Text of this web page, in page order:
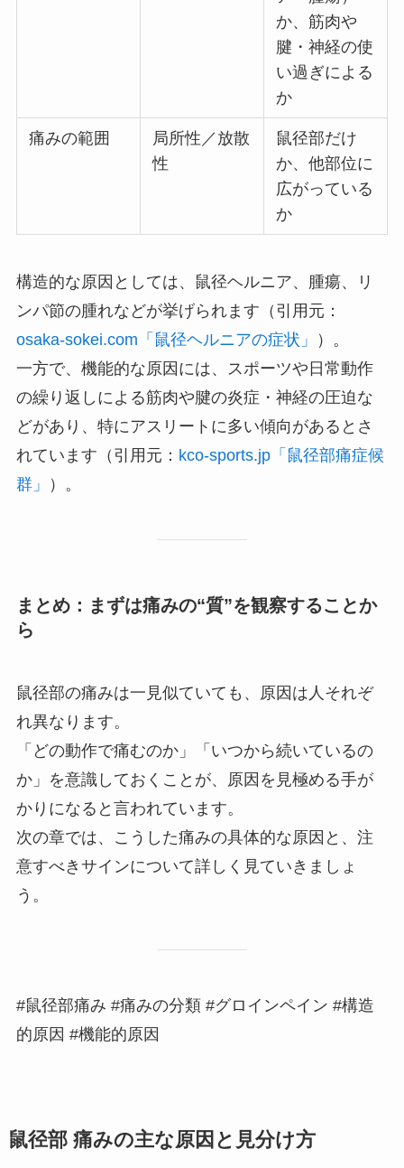
か、筋肉や
腱・神経の使
い過ぎによる
か
痛みの範囲
局所性／放散
性
鼠径部だけ
か、他部位に
広がっている
か
構造的な原因としては、鼠径ヘルニア、腫瘍、リ
ンパ節の腫れなどが挙げられます（引用元：
osaka-sokei.com「鼠径ヘルニアの症状」
）。
一方で、機能的な原因には、スポーツや日常動作
の繰り返しによる筋肉や腱の炎症・神経の圧迫な
どがあり、特にアスリートに多い傾向があるとさ
れています（引用元： kco-sports.jp「鼠径部痛症候
群」
）。
まとめ：まずは痛みの“質”を観察することか
ら
鼠径部の痛みは一見似ていても、原因は人それぞ
れ異なります。
「どの動作で痛むのか」「いつから続いているの
か」を意識しておくことが、原因を見極める手が
かりになると言われています。
次の章では、こうした痛みの具体的な原因と、注
意すべきサインについて詳しく見ていきましょ
う。
#鼠径部痛み #痛みの分類 #グロインペイン #構造
的原因 #機能的原因
鼠径部 痛みの主な原因と見分け方